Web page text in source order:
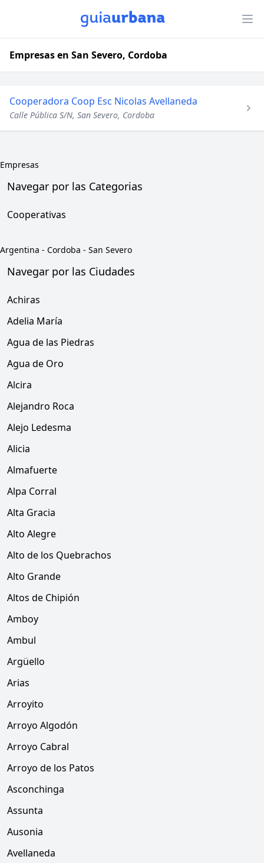
Empresas en San Severo, Cordoba
Cooperadora Coop Esc Nicolas Avellaneda
Calle Pública S/N, San Severo, Cordoba
Empresas
Navegar por las Categorias
Cooperativas
Argentina - Cordoba - San Severo
Navegar por las Ciudades
Achiras
Adelia María
Agua de las Piedras
Agua de Oro
Alcira
Alejandro Roca
Alejo Ledesma
Alicia
Almafuerte
Alpa Corral
Alta Gracia
Alto Alegre
Alto de los Quebrachos
Alto Grande
Altos de Chipión
Amboy
Ambul
Argüello
Arias
Arroyito
Arroyo Algodón
Arroyo Cabral
Arroyo de los Patos
Asconchinga
Assunta
Ausonia
Avellaneda